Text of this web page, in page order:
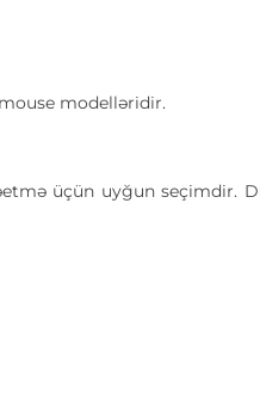
modelləridir.
üçün uyğun seçimdir.